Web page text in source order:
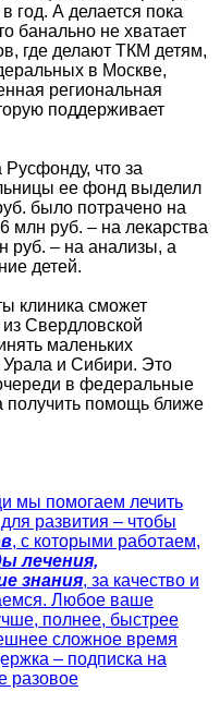
год. А делается пока
банально не хватает
где делают ТКМ детям,
в Москве,
региональная
поддерживает
что за
ее фонд выделил
было потрачено на
млн руб. – на лекарства
руб. – на анализы, а
детей.
клиника сможет
Свердловской
маленьких
Урала и Сибири. Это
в федеральные
получить помощь ближе
мы помогаем лечить
развития – чтобы
, с которыми работаем,
лечения,
знания, за качество и
Любое ваше
полнее, быстрее
сложное время
– подписка на
разовое